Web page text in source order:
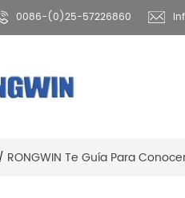
0086-(0)25-57226860
/ RONGWIN Te Guía Para